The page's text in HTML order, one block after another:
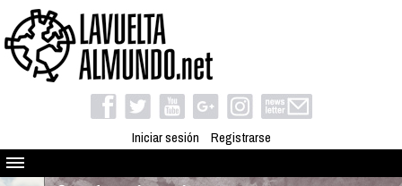
Iniciar sesión Registrarse